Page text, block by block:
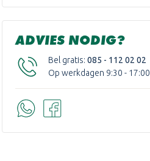
ADVIES NODIG?
Bel gratis: 085 - 112 02 02
Op werkdagen 9:30 - 17:00